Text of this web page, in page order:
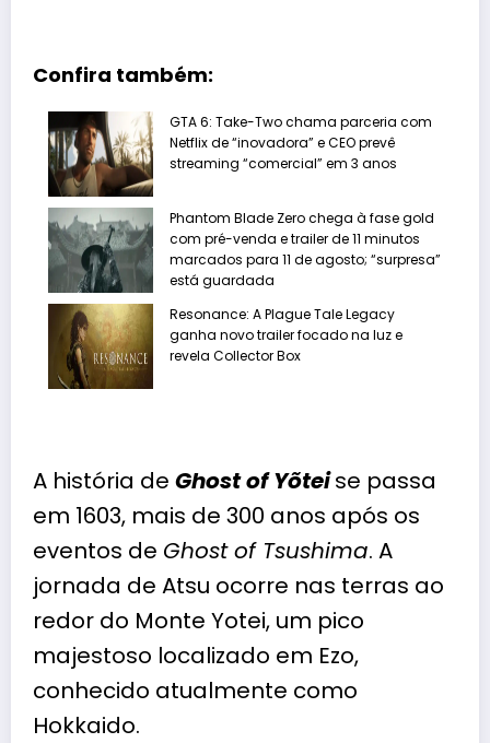
Confira também:
GTA 6: Take-Two chama parceria com
Netflix de “inovadora” e CEO prevê
streaming “comercial” em 3 anos
Phantom Blade Zero chega à fase gold
com pré-venda e trailer de 11 minutos
marcados para 11 de agosto; “surpresa”
está guardada
Resonance: A Plague Tale Legacy
ganha novo trailer focado na luz e
revela Collector Box
A história de Ghost of Yõteise passa
em 1603, mais de 300 anos após os
eventos de Ghost of Tsushima. A
jornada de Atsu ocorre nas terras ao
redor do Monte Yotei, um pico
majestoso localizado em Ezo,
conhecido atualmente como
Hokkaido.